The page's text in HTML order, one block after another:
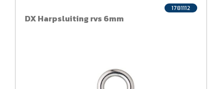
DX Harpsluiting rvs 6mm
1781112